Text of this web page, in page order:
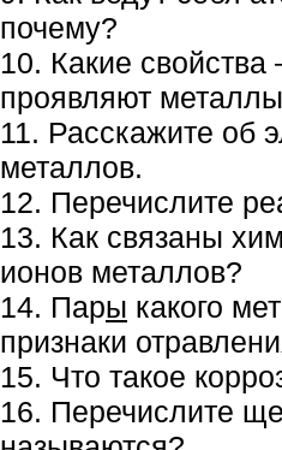
почему?
10. Какие свойства
проявляют
11. Расскажите об
металлов.
12. Перечислите
13. Как связаны
ионов металлов?
14. Пары какого
признаки
15. Что такое
16. Перечислите